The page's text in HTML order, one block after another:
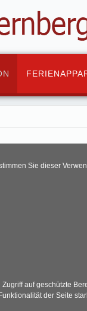
Sie dieser
auf geschützte
der Seite